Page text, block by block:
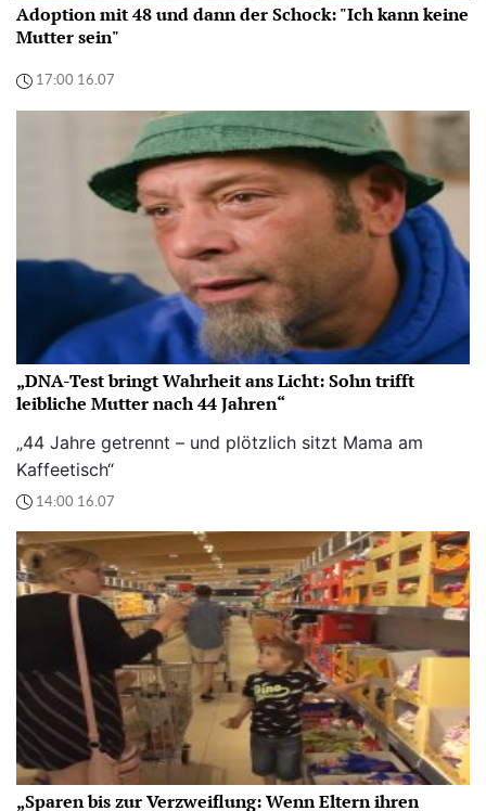
Adoption mit 48 und dann der Schock: "Ich kann keine
Mutter sein"
17:00 16.07
„DNA-Test bringt Wahrheit ans Licht: Sohn trifft
leibliche Mutter nach 44 Jahren“
„44 Jahre getrennt – und plötzlich sitzt Mama am
Kaffeetisch“
14:00 16.07
„Sparen bis zur Verzweiflung: Wenn Eltern ihren